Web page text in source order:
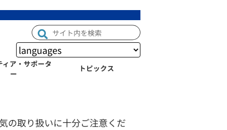
ィア・サポータ
ー
トピックス
の取り扱いに十分ご注意くだ